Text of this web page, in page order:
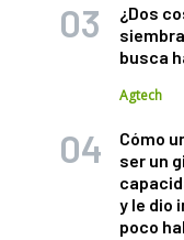
¿Dos
busca
Agtech
Cómo
ser un
y le dio
poco